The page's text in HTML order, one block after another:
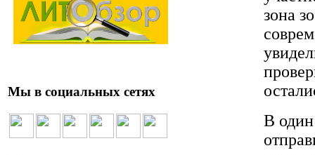
Мы в социальных сетях
зона
В